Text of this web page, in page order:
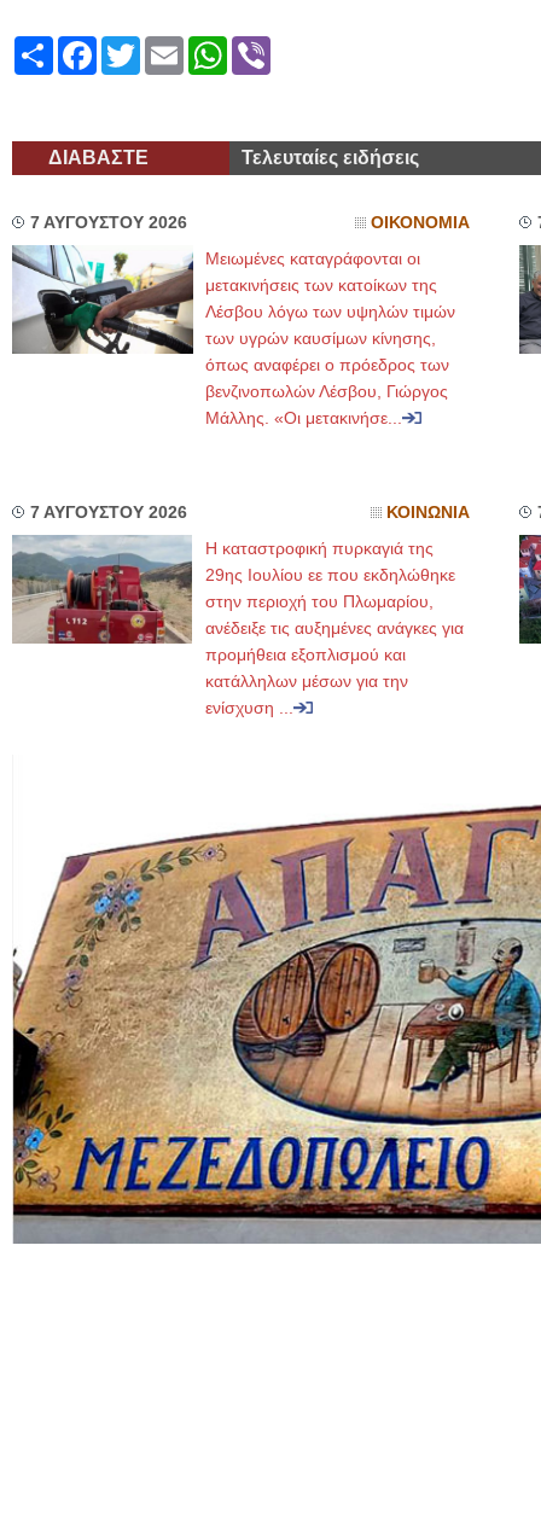
ShareFacebook
TwitterEmailWhatsApp
ΔΙΑΒΑΣΤΕ Τελευταίες ειδήσεις
7 ΑΥΓΟΥΣΤΟΥ 2026 ΟΙΚΟΝΟΜΙΑ
Μειωμένες καταγράφονται οι
μετακινήσεις των κατοίκων της
Λέσβου λόγω των υψηλών τιμών
των υγρών καυσίμων κίνησης,
όπως αναφέρει ο πρόεδρος των
βενζινοπωλών Λέσβου, Γιώργος
Μάλλης. «Οι μετακινήσε...
7 ΑΥΓΟΥΣΤΟΥ 2026 ΚΟΙΝΩΝΙΑ
Η καταστροφική πυρκαγιά της
29ης Ιουλίου εε που εκδηλώθηκε
στην περιοχή του Πλωμαρίου,
ανέδειξε τις αυξημένες ανάγκες για
προμήθεια εξοπλισμού και
κατάλληλων μέσων για την
ενίσχυση ...